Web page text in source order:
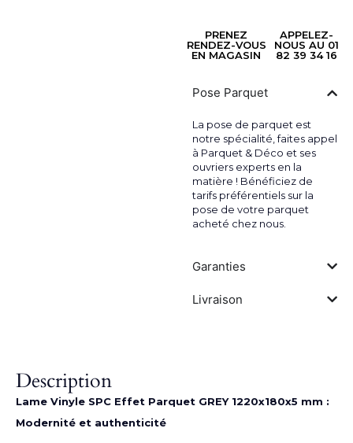
PRENEZ
RENDEZ-VOUS
EN MAGASIN
APPELEZ-
NOUS AU 01
82 39 34 16
Pose Parquet
La pose de parquet est
notre spécialité, faites appel
à Parquet & Déco et ses
ouvriers experts en la
matière ! Bénéficiez de
tarifs préférentiels sur la
pose de votre parquet
acheté chez nous.
Garanties
Livraison
Description
Lame Vinyle SPC Effet Parquet GREY 1220x180x5 mm :
Modernité et authenticité